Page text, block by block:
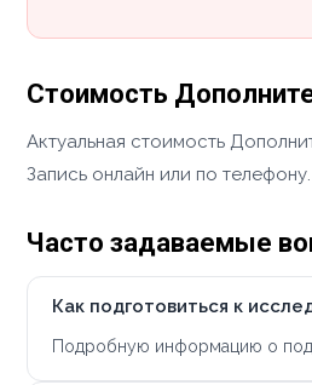
Стоимость
Актуальная стоимость
Запись онлайн или по
Часто задаваемые
Как подготовиться к
Подробную информацию о